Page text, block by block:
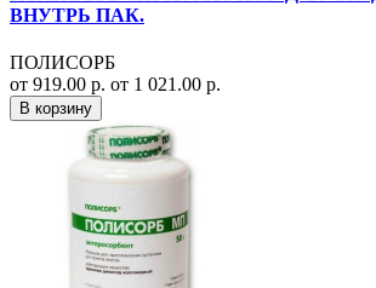
ВНУТРЬ ПАК.
ПОЛИСОРБ
от 919.00 р. от 1 021.00 р.
В корзину